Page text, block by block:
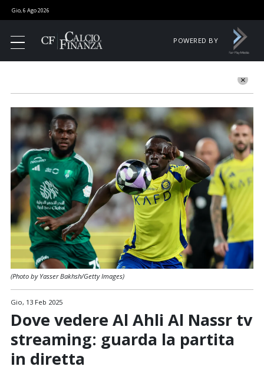
Gio, 6 Ago 2026
POWERED BY
Gio, 13 Feb 2025
Dove vedere Al Ahli Al Nassr tv
streaming: guarda la partita
in diretta
(Photo by Yasser Bakhsh/Getty Images)